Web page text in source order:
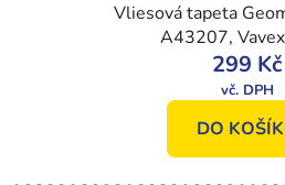
Vliesová tapeta
A43207,
299 Kč
DO